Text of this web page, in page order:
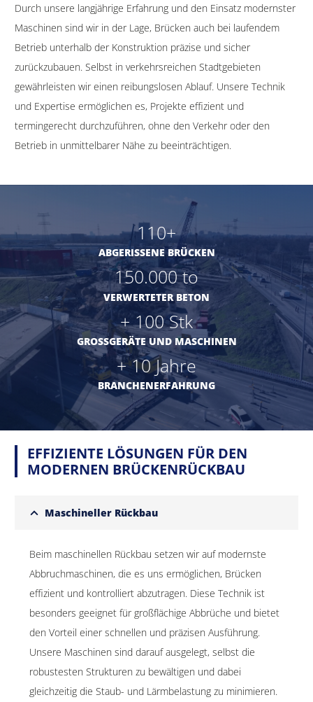
Durch unsere langjährige Erfahrung und den Einsatz modernster
Maschinen sind wir in der Lage, Brücken auch bei laufendem
Betrieb unterhalb der Konstruktion präzise und sicher
zurückzubauen. Selbst in verkehrsreichen Stadtgebieten
gewährleisten wir einen reibungslosen Ablauf. Unsere Technik
und Expertise ermöglichen es, Projekte effizient und
termingerecht durchzuführen, ohne den Verkehr oder den
Betrieb in unmittelbarer Nähe zu beeinträchtigen.
1 10+
ABGERISSENE BRÜCKEN
150.000to
VERWERTETER BETON
+100Stk
GROSSGERÄTE UND MASCHINEN
+10Jahre
BRANCHENERFAHRUNG
EFFIZIENTE LÖSUNGEN FÜR DEN
MODERNEN BRÜCKENRÜCKBAU
Maschineller Rückbau
Beim maschinellen Rückbau setzen wir auf modernste
Abbruchmaschinen, die es uns ermöglichen, Brücken
effizient und kontrolliert abzutragen. Diese Technik ist
besonders geeignet für großflächige Abbrüche und bietet
den Vorteil einer schnellen und präzisen Ausführung.
Unsere Maschinen sind darauf ausgelegt, selbst die
robustesten Strukturen zu bewältigen und dabei
gleichzeitig die Staub- und Lärmbelastung zu minimieren.